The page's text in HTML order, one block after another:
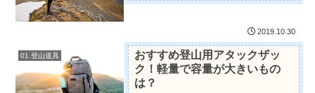
2019.10.30
01.登山道具
おすすめ登山用アタックザッ
ク！軽量で容量が大きいもの
は？